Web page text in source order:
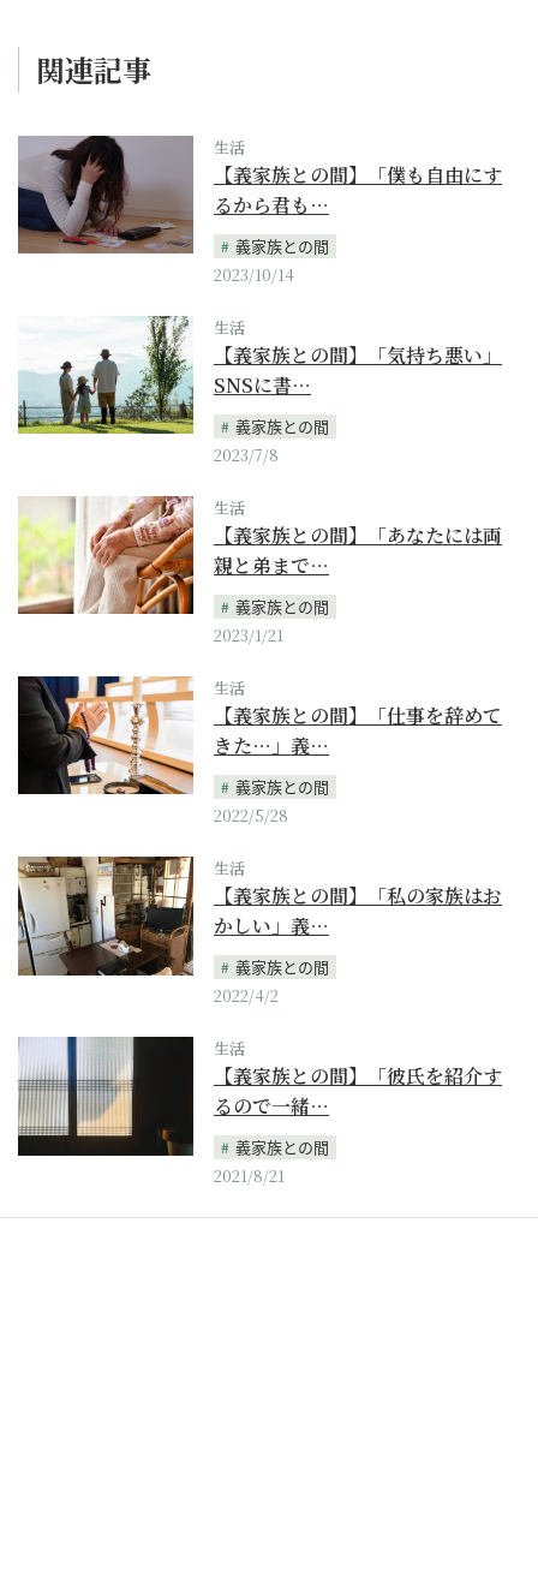
関連記事
生活
【義家族との間】「僕も自由にす
るから君も…
義家族との間
2023/10/14
生活
【義家族との間】「気持ち悪い」
SNSに書…
義家族との間
2023/7/8
生活
【義家族との間】「あなたには両
親と弟まで…
義家族との間
2023/1/21
生活
【義家族との間】「仕事を辞めて
きた…」義…
義家族との間
2022/5/28
生活
【義家族との間】「私の家族はお
かしい」義…
義家族との間
2022/4/2
生活
【義家族との間】「彼氏を紹介す
るので一緒…
義家族との間
2021/8/21